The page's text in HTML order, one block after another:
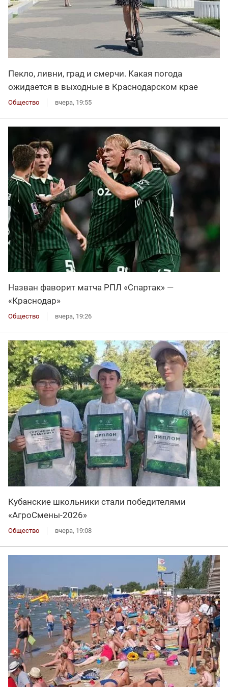
Пекло, ливни, град и смерчи. Какая погода
ожидается в выходные в Краснодарском крае
Общество вчера, 19:55
Назван фаворит матча РПЛ «Спартак» —
«Краснодар»
Общество вчера, 19:26
Кубанские школьники стали победителями
«АгроСмены-2026»
Общество вчера, 19:08